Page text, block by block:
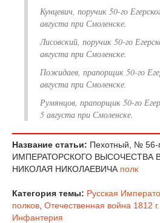
Кунцевич, поручик 50-го
августа при Смоленске.
Лисовский, поручик 50-го
августа при Смоленске.
Пожидаев, прапорщик 50-го
августа при Смоленске.
Румянцов, прапорщик 50-го
5 августа при Смоленске.
Название статьи: Пехотный, № 56-
ИМПЕРАТОРСКОГО ВЫСОЧЕСТВА
НИКОЛАЯ НИКОЛАЕВИЧА полк
Категория темы: Русская
полков Отечественная война 1812 г.
Инфантерия